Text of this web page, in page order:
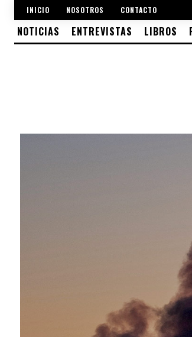
INICIO NOSOTROS CONTACTO
NOTICIAS ENTREVISTAS LIBROS